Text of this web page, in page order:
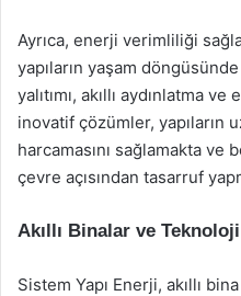
Ayrıca, enerji verimliliği
yapıların yaşam
yalıtımı, akıllı aydınlatma
inovatif çözümler, yapıların
harcamasını sağlamakta ve
çevre açısından tasarruf
Akıllı Binalar ve
Sistem Yapı Enerji, akıllı